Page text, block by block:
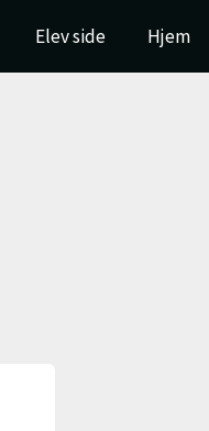
Elev side Hjem